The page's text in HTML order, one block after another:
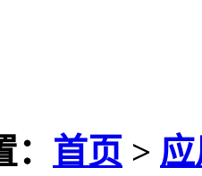
首页 >